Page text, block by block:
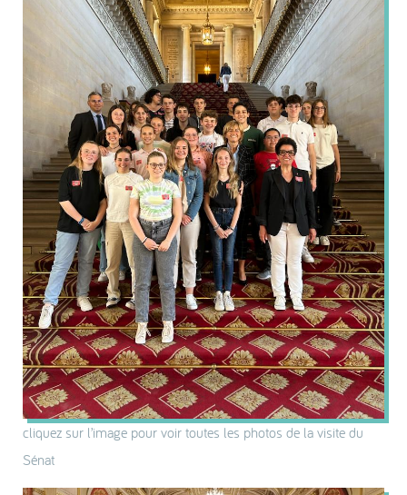
cliquez sur l’image pour voir toutes les photos de la visite du
Sénat